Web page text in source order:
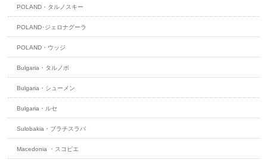
POLAND・タルノスキー
POLAND･ジェロナグーラ
POLAND・ウッジ
Bulgaria・タルノボ
Bulgaria・シューメン
Bulgaria・ルセ
Sulobakia・ブラチスラバ
Macedonia ・スコピエ